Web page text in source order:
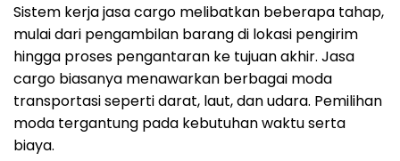
Sistem kerja jasa cargo melibatkan beberapa tahap,
mulai dari pengambilan barang di lokasi pengirim
hingga proses pengantaran ke tujuan akhir. Jasa
cargo biasanya menawarkan berbagai moda
transportasi seperti darat, laut, dan udara. Pemilihan
moda tergantung pada kebutuhan waktu serta
biaya.